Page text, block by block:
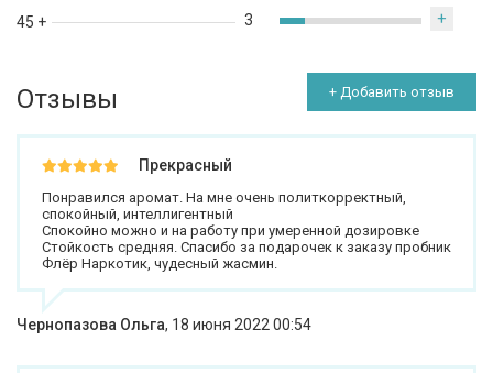
45 +
3 +
Отзывы + Добавить отзыв
Прекрасный
Понравился аромат. На мне очень политкорректный,
спокойный, интеллигентный
Спокойно можно и на работу при умеренной дозировке
Стойкость средняя. Спасибо за подарочек к заказу пробник
Флёр Наркотик, чудесный жасмин.
Чернопазова Ольга, 18 июня 2022 00:54